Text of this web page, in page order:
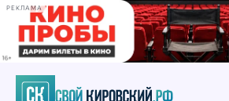
РЕКЛАМА